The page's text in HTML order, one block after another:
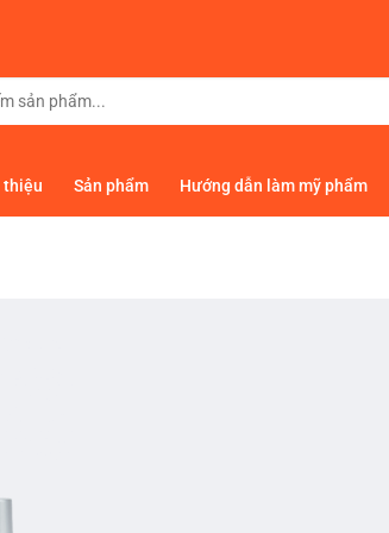
thiệu Sản phẩm Hướng dẫn làm mỹ phẩm